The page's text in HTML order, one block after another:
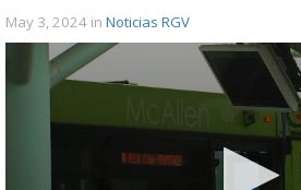
May 3, 2024 in Noticias RGV